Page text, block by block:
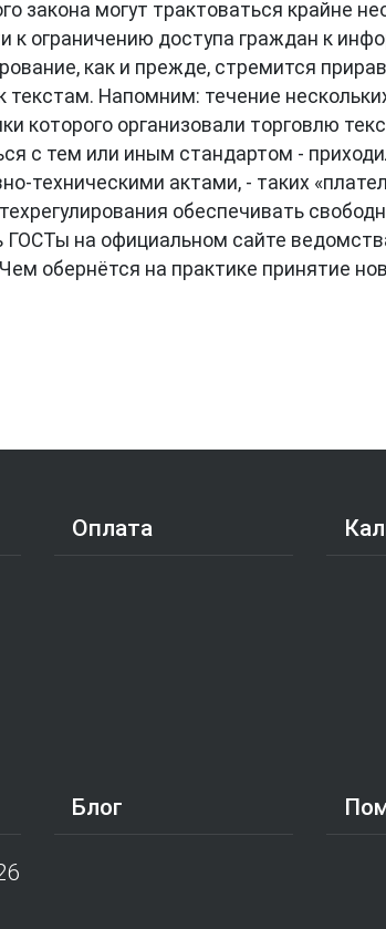
закона могут трактоваться крайне
ограничению доступа граждан к
как и прежде, стремится
текстам. Напомним: течение
которого организовали торговлю
с тем или иным стандартом -
техническими актами, - таких
обеспечивать
на официальном сайте
обернётся на практике принятие
Оплата
Блог